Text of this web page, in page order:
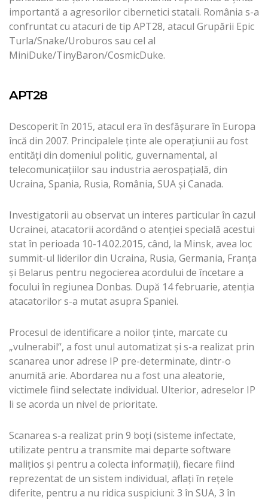
importantă a agresorilor cibernetici statali. România s-a
confruntat cu atacuri de tip APT28, atacul Grupării Epic
Turla/Snake/Uroburos sau cel al
MiniDuke/TinyBaron/CosmicDuke.
APT28
Descoperit în 2015, atacul era în desfăşurare în Europa
încă din 2007. Principalele ţinte ale operaţiunii au fost
entităţi din domeniul politic, guvernamental, al
telecomunicaţiilor sau industria aerospaţială, din
Ucraina, Spania, Rusia, România, SUA şi Canada.
Investigatorii au observat un interes particular în cazul
Ucrainei, atacatorii acordând o atenţiei specială acestui
stat în perioada 10-14.02.2015, când, la Minsk, avea loc
summit-ul liderilor din Ucraina, Rusia, Germania, Franţa
şi Belarus pentru negocierea acordului de încetare a
focului în regiunea Donbas. După 14 februarie, atenţia
atacatorilor s-a mutat asupra Spaniei.
Procesul de identificare a noilor ţinte, marcate cu
„vulnerabil“, a fost unul automatizat şi s-a realizat prin
scanarea unor adrese IP pre-determinate, dintr-o
anumită arie. Abordarea nu a fost una aleatorie,
victimele fiind selectate individual. Ulterior, adreselor IP
li se acorda un nivel de prioritate.
Scanarea s-a realizat prin 9 boţi (sisteme infectate,
utilizate pentru a transmite mai departe software
maliţios şi pentru a colecta informaţii), fiecare fiind
reprezentat de un sistem individual, aflaţi în reţele
diferite, pentru a nu ridica suspiciuni: 3 în SUA, 3 în